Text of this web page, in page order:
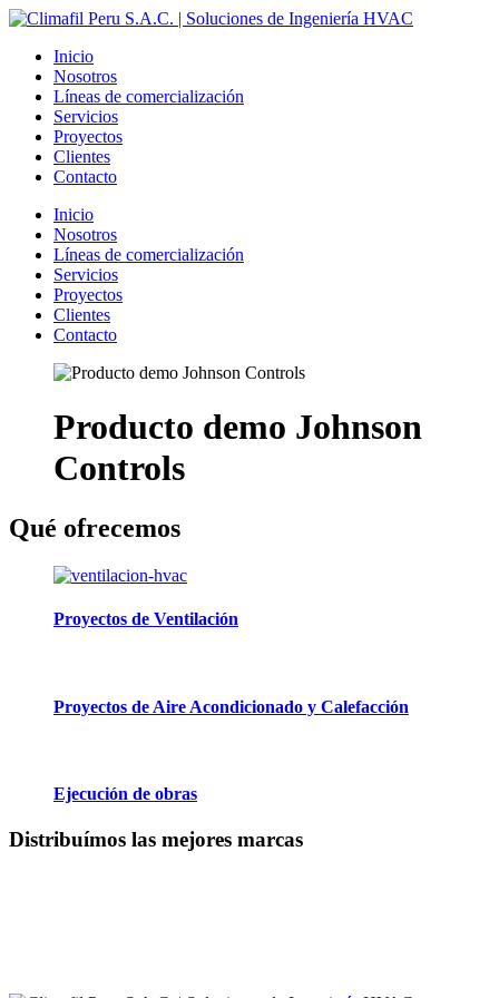
Inicio
Nosotros
Líneas de comercialización
Servicios
Proyectos
Clientes
Contacto
Inicio
Nosotros
Líneas de comercialización
Servicios
Proyectos
Clientes
Contacto
Producto demo Johnson
Controls
Qué ofrecemos
Proyectos de Ventilación
Proyectos de Aire Acondicionado y Calefacción
Ejecución de obras
Distribuímos las mejores marcas